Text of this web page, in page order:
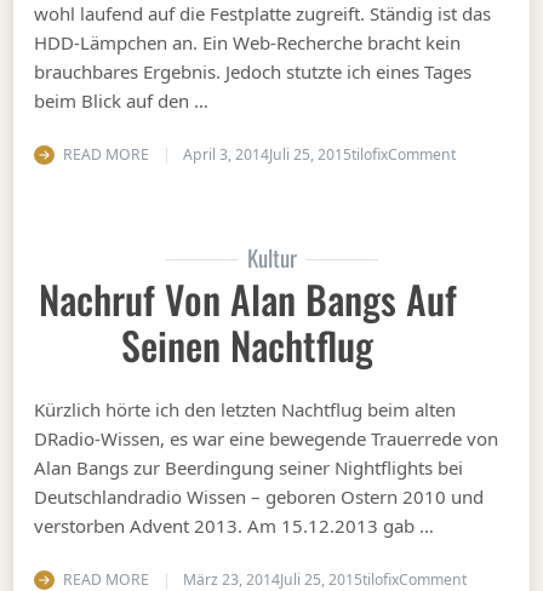
wohl laufend auf die Festplatte zugreift. Ständig ist das
HDD-Lämpchen an. Ein Web-Recherche bracht kein
brauchbares Ergebnis. Jedoch stutzte ich eines Tages
beim Blick auf den …
READ MORE April 3, 2014Juli 25, 2015tilofixCommenton Wer
Kultur
Nachruf Von Alan Bangs Auf
Seinen Nachtflug
Kürzlich hörte ich den letzten Nachtflug beim alten
DRadio-Wissen, es war eine bewegende Trauerrede von
Alan Bangs zur Beerdingung seiner Nightflights bei
Deutschlandradio Wissen – geboren Ostern 2010 und
verstorben Advent 2013. Am 15.12.2013 gab …
READ MORE März 23, 2014Juli 25, 2015tilofixCommenton